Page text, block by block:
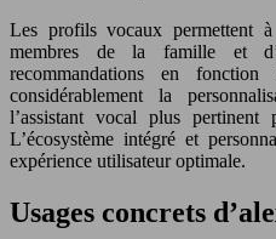
Les profils vocaux permettent
membres de la famille et
recommandations en
considérablement la
l’assistant vocal plus
L’écosystème intégré et
expérience utilisateur optimale.
Usages concrets